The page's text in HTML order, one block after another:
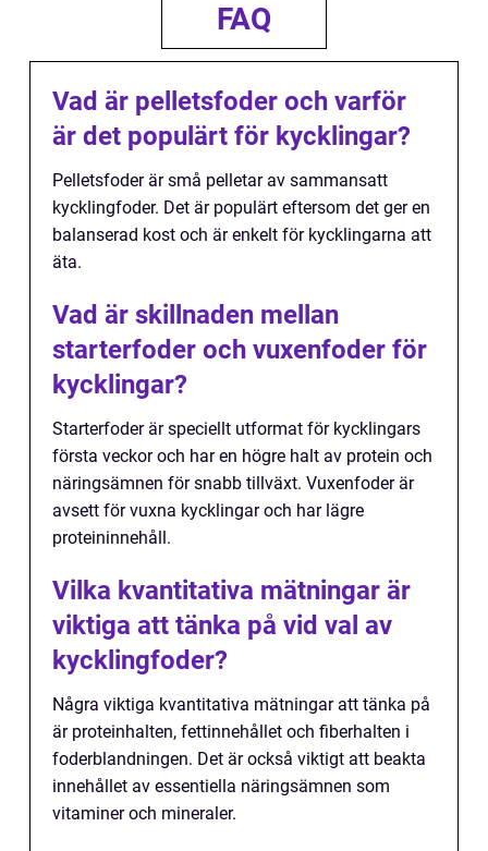
FAQ
Vad är pelletsfoder och varför
är det populärt för kycklingar?
Pelletsfoder är små pelletar av sammansatt
kycklingfoder. Det är populärt eftersom det ger en
balanserad kost och är enkelt för kycklingarna att
äta.
Vad är skillnaden mellan
starterfoder och vuxenfoder för
kycklingar?
Starterfoder är speciellt utformat för kycklingars
första veckor och har en högre halt av protein och
näringsämnen för snabb tillväxt. Vuxenfoder är
avsett för vuxna kycklingar och har lägre
proteininnehåll.
Vilka kvantitativa mätningar är
viktiga att tänka på vid val av
kycklingfoder?
Några viktiga kvantitativa mätningar att tänka på
är proteinhalten, fettinnehållet och fiberhalten i
foderblandningen. Det är också viktigt att beakta
innehållet av essentiella näringsämnen som
vitaminer och mineraler.